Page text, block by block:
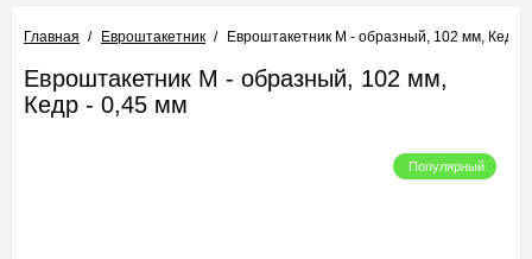
Главная Евроштакетник Евроштакетник М - образный, 102 мм, Кедр
Евроштакетник М - образный, 102 мм,
Кедр - 0,45 мм
Популярный